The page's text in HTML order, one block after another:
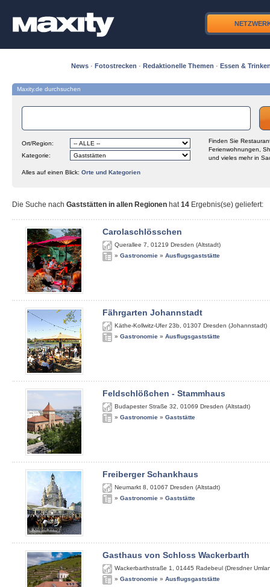
News · Fotostrecken · Redaktionelle Themen · Essen &
Maxity.de durchsuchen
Ort/Region:
Kategorie:
Finden Sie
Ferienwohnungen,
und vieles mehr in
Alles auf einen Blick: Orte und Kategorien
Die Suche nach Gaststätten in allen Regionen hat14 Ergebnis(se) geliefert:
Carolaschlösschen
Querallee 7 01219 Dresden (Altstadt)
» Gastronomie » Ausflugsgaststätte
Fährgarten Johannstadt
Käthe-Kollwitz-Ufer 23b 01307 Dresden (Johannstadt)
» Gastronomie » Ausflugsgaststätte
Feldschlößchen - Stammhaus
Budapester Straße 32 01069 Dresden (Altstadt)
» Gastronomie » Gaststätte
Freiberger Schankhaus
Neumarkt 8 01067 Dresden (Altstadt)
» Gastronomie » Gaststätte
Gasthaus von Schloss Wackerbarth
Wackerbarthstraße 1 01445 Radebeul (Dresdner
» Gastronomie » Ausflugsgaststätte